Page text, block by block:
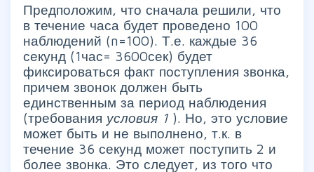
Предположим, что сначала решили, что
в течение часа будет проведено 100
наблюдений (n=100). Т.е. каждые 36
секунд (1час= 3600сек) будет
фиксироваться факт поступления звонка,
причем звонок должен быть
единственным за период наблюдения
(требования условия 1 ). Но, это условие
может быть и не выполнено, т.к. в
течение 36 секунд может поступить 2 и
более звонка. Это следует, из того что